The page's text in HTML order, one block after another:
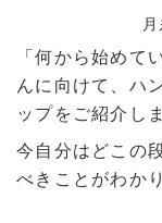
「何から始めて
んに向けて、ハ
ップをご紹介し
今自分はどこの
べきことがわか